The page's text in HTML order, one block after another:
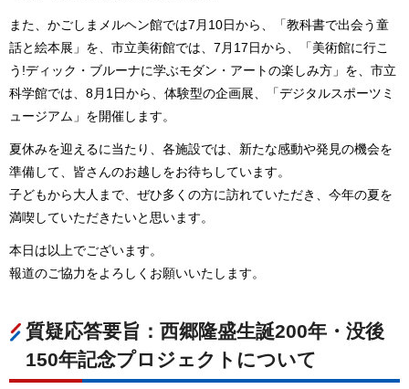
また、かごしまメルヘン館では7月10日から、「教科書で出会う童
話と絵本展」を、市立美術館では、7月17日から、「美術館に行こ
う!ディック・ブルーナに学ぶモダン・アートの楽しみ方」を、市立
科学館では、8月1日から、体験型の企画展、「デジタルスポーツミ
ュージアム」を開催します。
夏休みを迎えるに当たり、各施設では、新たな感動や発見の機会を
準備して、皆さんのお越しをお待ちしています。
子どもから大人まで、ぜひ多くの方に訪れていただき、今年の夏を
満喫していただきたいと思います。
本日は以上でございます。
報道のご協力をよろしくお願いいたします。
質疑応答要旨：西郷隆盛生誕200年・没後
150年記念プロジェクトについて